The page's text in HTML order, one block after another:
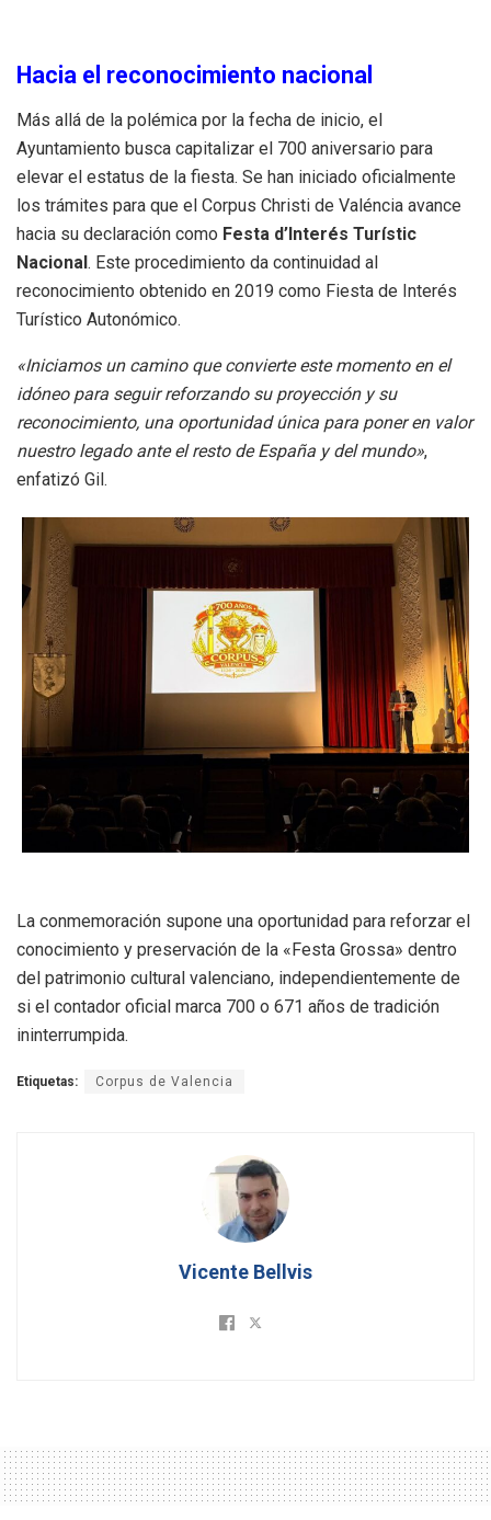
Hacia el reconocimiento nacional
Más allá de la polémica por la fecha de inicio, el
Ayuntamiento busca capitalizar el 700 aniversario para
elevar el estatus de la fiesta. Se han iniciado oficialmente
los trámites para que el Corpus Christi de Valéncia avance
hacia su declaración como Festa d’Interés Turístic
Nacional. Este procedimiento da continuidad al
reconocimiento obtenido en 2019 como Fiesta de Interés
Turístico Autonómico.
«Iniciamos un camino que convierte este momento en el
idóneo para seguir reforzando su proyección y su
reconocimiento, una oportunidad única para poner en valor
nuestro legado ante el resto de España y del mundo»,
enfatizó Gil.
La conmemoración supone una oportunidad para reforzar el
conocimiento y preservación de la «Festa Grossa» dentro
del patrimonio cultural valenciano, independientemente de
si el contador oficial marca 700 o 671 años de tradición
ininterrumpida.
Etiquetas: Corpus de Valencia
Vicente Bellvis